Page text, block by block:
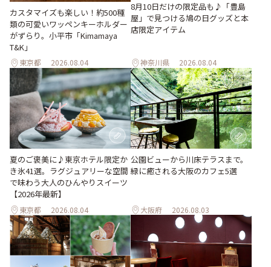
カスタマイズも楽しい！約500種
類の可愛いワッペンキーホルダー
がずらり。小平市「Kimamaya
T&K」
東京都 2026.08.04
8月10日だけの限定品も♪「豊島
屋」で見つける鳩の日グッズと本
店限定アイテム
神奈川県 2026.08.04
夏のご褒美に♪東京ホテル限定か
き氷41選。ラグジュアリーな空間
で味わう大人のひんやりスイーツ
【2026年最新】
東京都 2026.08.04
公園ビューから川床テラスまで。
緑に癒される大阪のカフェ5選
大阪府 2026.08.03